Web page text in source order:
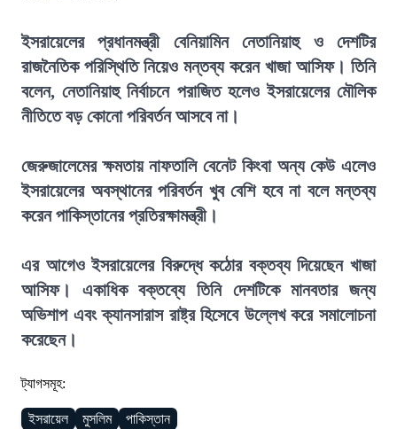
ইসরায়েলের প্রধানমন্ত্রী বেনিয়ামিন নেতানিয়াহু ও দেশটির
রাজনৈতিক পরিস্থিতি নিয়েও মন্তব্য করেন খাজা আসিফ। তিনি
বলেন, নেতানিয়াহু নির্বাচনে পরাজিত হলেও ইসরায়েলের মৌলিক
নীতিতে বড় কোনো পরিবর্তন আসবে না।
জেরুজালেমের ক্ষমতায় নাফতালি বেনেট কিংবা অন্য কেউ এলেও
ইসরায়েলের অবস্থানের পরিবর্তন খুব বেশি হবে না বলে মন্তব্য
করেন পাকিস্তানের প্রতিরক্ষামন্ত্রী।
এর আগেও ইসরায়েলের বিরুদ্ধে কঠোর বক্তব্য দিয়েছেন খাজা
আসিফ। একাধিক বক্তব্যে তিনি দেশটিকে মানবতার জন্য
অভিশাপ এবং ক্যানসারাস রাষ্ট্র হিসেবে উল্লেখ করে সমালোচনা
করেছেন।
ট্যাগসমূহ:
ইসরায়েল মুসলিম পাকিস্তান